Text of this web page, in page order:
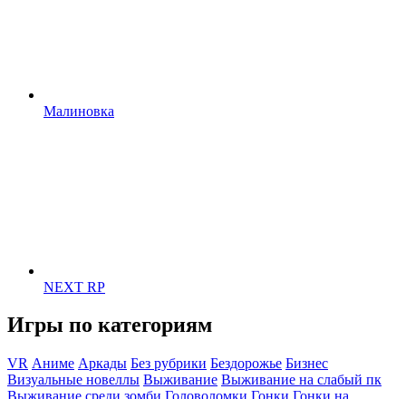
Малиновка
NEXT RP
Игры по категориям
VR Аниме Аркады Без рубрики Бездорожье Бизнес
Визуальные новеллы Выживание Выживание на слабый пк